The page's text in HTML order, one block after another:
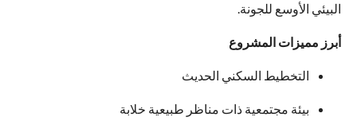
البيئي الأوسع للجونة.
أبرز مميزات المشروع
التخطيط السكني الحديث
بيئة مجتمعية ذات مناظر طبيعية خلابة